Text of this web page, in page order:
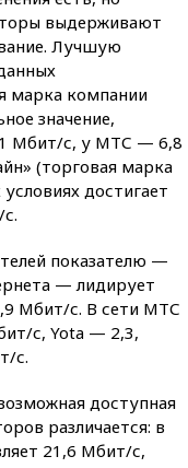
выдерживают
Лучшую
марка компании
значение,
Мбит/с, у МТС — 6,8
(торговая марка
достигает
показателю —
— лидирует
Мбит/с. В сети МТС
с, Yota — 2,3,
с.
доступная
различается: в
21,6 Мбит/с,